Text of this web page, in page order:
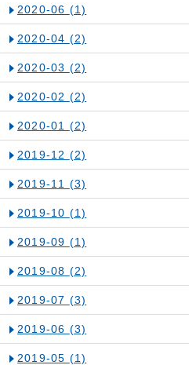
2020-06 (1)
2020-04 (2)
2020-03 (2)
2020-02 (2)
2020-01 (2)
2019-12 (2)
2019-11 (3)
2019-10 (1)
2019-09 (1)
2019-08 (2)
2019-07 (3)
2019-06 (3)
2019-05 (1)